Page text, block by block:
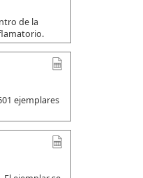
de la
ejemplares